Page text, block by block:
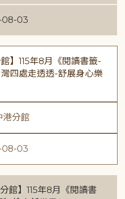
03
館】115年8月《閱讀書籤-
四處走透透-舒展身心樂
港分館
03
館】115年8月《閱讀書